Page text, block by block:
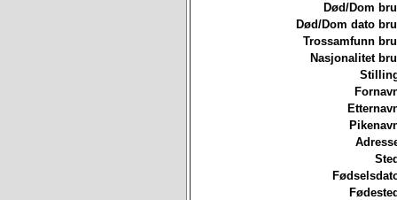
Død/Dom
Død/Dom dato
Trossamfunn
Nasjonalitet